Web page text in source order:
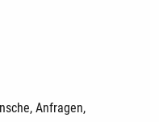
Anfragen,